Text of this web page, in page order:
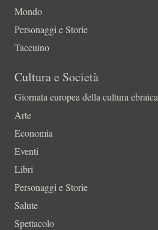
Mondo
Personaggi e Storie
Taccuino
Cultura e Società
Giornata europea della cultura ebraica
Arte
Economia
Eventi
Libri
Personaggi e Storie
Salute
Spettacolo